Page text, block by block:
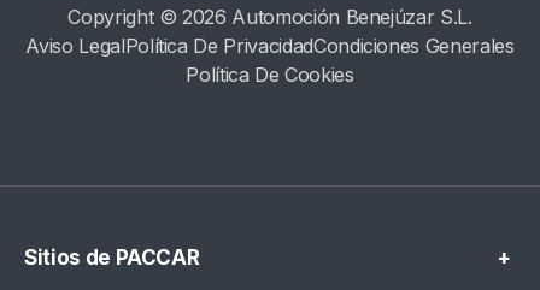
Copyright © 2026 Automoción Benejúzar S.L.
Aviso LegalPolítica De PrivacidadCondiciones Generales
Política De Cookies
Sitios de PACCAR +